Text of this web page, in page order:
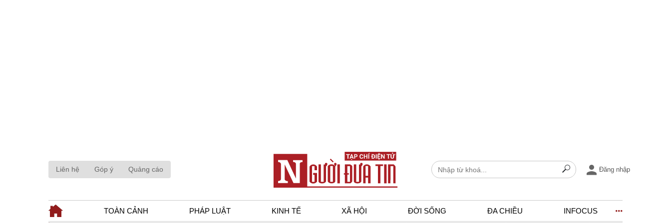
Liên hệ Góp ý Quảng cáo Đăng nhập
TOÀN CẢNH PHÁP LUẬT KINH TẾ XÃ HỘI ĐỜI SỐNG ĐA CHIỀU INFOCUS